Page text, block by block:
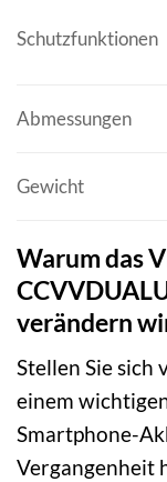
Schutzfunktionen
Abmessungen
Gewicht
Warum das
verändern
Stellen Sie sich
einem
Smartphone-
Vergangenheit